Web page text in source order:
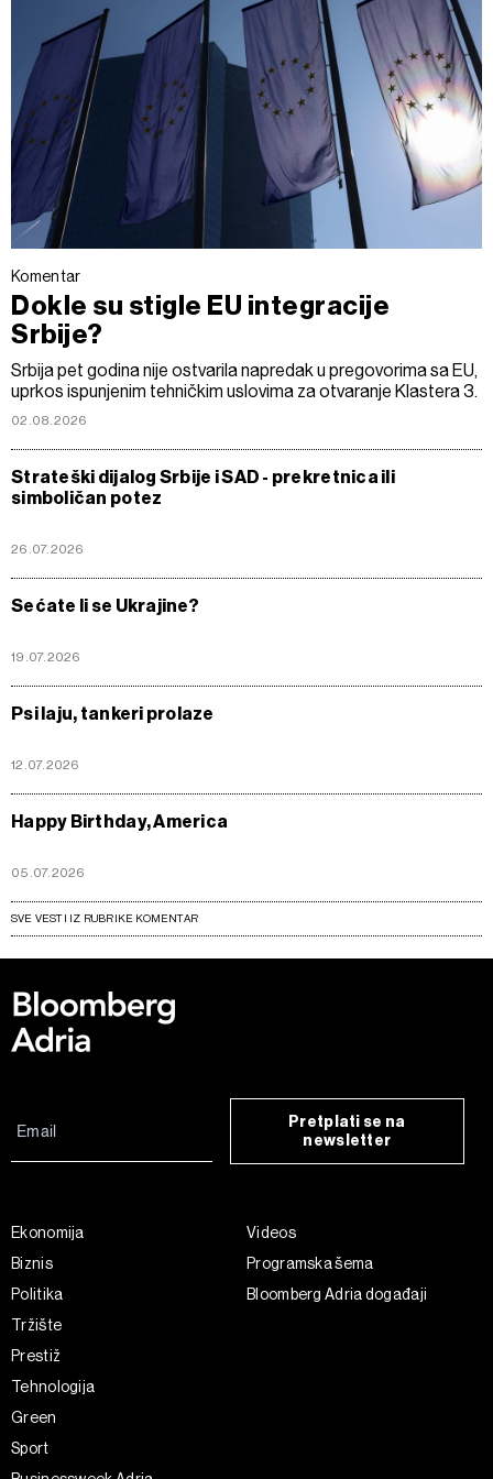
Komentar
Dokle su stigle EU integracije
Srbije?
Srbija pet godina nije ostvarila napredak u pregovorima sa EU,
uprkos ispunjenim tehničkim uslovima za otvaranje Klastera 3.
02.08.2026
Strateški dijalog Srbije i SAD - prekretnica ili
simboličan potez
26.07.2026
Sećate li se Ukrajine?
19.07.2026
Psi laju, tankeri prolaze
12.07.2026
Happy Birthday, America
05.07.2026
SVE VESTI IZ RUBRIKE KOMENTAR
Pretplati se na
newsletter
Ekonomija
Biznis
Politika
Tržište
Prestiž
Tehnologija
Green
Sport
Videos
Programska šema
Bloomberg Adria događaji